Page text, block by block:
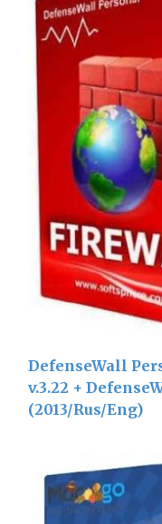
DefenseWall
v.3.22 +
(2013/Rus/Eng)